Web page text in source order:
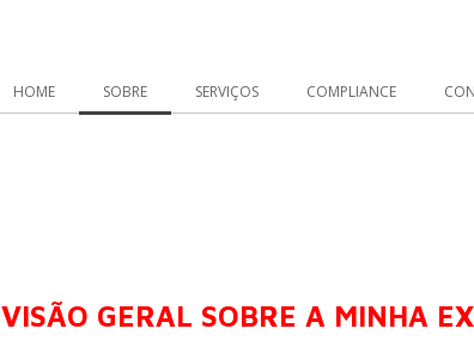
HOME SOBRE SERVIÇOS COMPLIANCE
VISÃO GERAL SOBRE A MINHA